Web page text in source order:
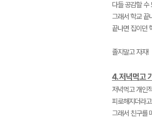
다들 공감할 수
그래서 학교 끝
끝나면 집이던
졸지말고 자자!
4. 저녁먹고
저녁먹고 개인
피로해지더라
그래서 친구를